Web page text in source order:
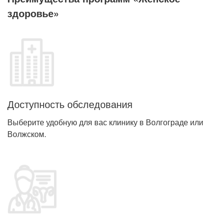
здоровье»
Доступность обследования
Выберите удобную для вас клинику в Волгограде или
Волжском.